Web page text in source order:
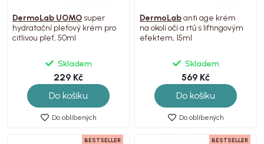
DermoLab UOMO super
hydratační pleťový krém pro
citlivou pleť, 50ml
Skladem
229 Kč
Do košíku
Do oblíbených
DermoLabanti age krém
na okolí očí a rtů s liftingovým
efektem, 15ml
Skladem
569 Kč
Do košíku
Do oblíbených
BESTSELLER BESTSELLER